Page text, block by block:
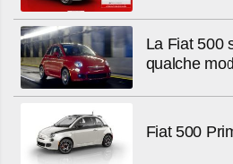
La Fiat 500
qualche
Fiat 500